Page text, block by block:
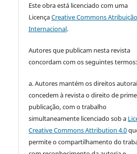
Este obra está licenciado com uma
LicençaCreative Commons
Internacional.
Autores que publicam nesta revista
concordam com os seguintes termos:
a. Autores mantém os direitos
concedem à revista o direito de
publicação, com o trabalho
simultaneamente licenciado sob a
Creative Commons Attribution 4.0
permite o compartilhamento do